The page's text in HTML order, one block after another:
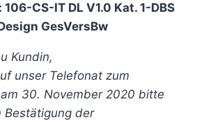
CS-IT DL V1.0 Kat. 1-DBS
GesVersBw
Kundin,
unser Telefonat zum
30. November 2020 bitte
Bestätigung der